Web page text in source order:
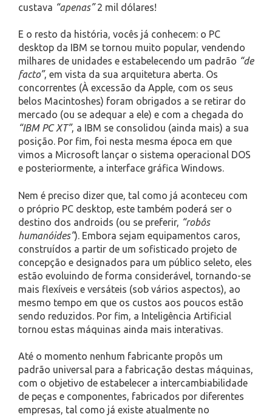
custava “apenas”2 mil dólares!
E o resto da história, vocês já conhecem: o PC
desktop da IBM se tornou muito popular, vendendo
milhares de unidades e estabelecendo um padrão “de
facto”, em vista da sua arquitetura aberta. Os
concorrentes (À excessão da Apple, com os seus
belos Macintoshes) foram obrigados a se retirar do
mercado (ou se adequar a ele) e com a chegada do
“IBM PC XT”, a IBM se consolidou (ainda mais) a sua
posição. Por fim, foi nesta mesma época em que
vimos a Microsoft lançar o sistema operacional DOS
e posteriormente, a interface gráfica Windows.
Nem é preciso dizer que, tal como já aconteceu com
o próprio PC desktop, este também poderá ser o
destino dos androids (ou se preferir, “robôs
humanóides”). Embora sejam equipamentos caros,
construídos a partir de um sofisticado projeto de
concepção e designados para um público seleto, eles
estão evoluindo de forma considerável, tornando-se
mais flexíveis e versáteis (sob vários aspectos), ao
mesmo tempo em que os custos aos poucos estão
sendo reduzidos. Por fim, a Inteligência Artificial
tornou estas máquinas ainda mais interativas.
Até o momento nenhum fabricante propôs um
padrão universal para a fabricação destas máquinas,
com o objetivo de estabelecer a intercambiabilidade
de peças e componentes, fabricados por diferentes
empresas, tal como já existe atualmente no